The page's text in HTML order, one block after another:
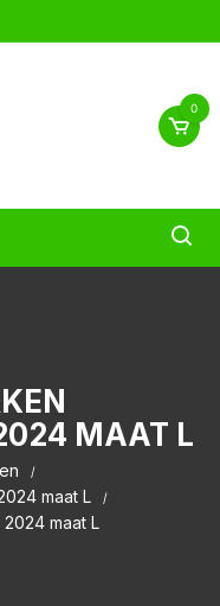
0
MAAT L
maat L
maat L